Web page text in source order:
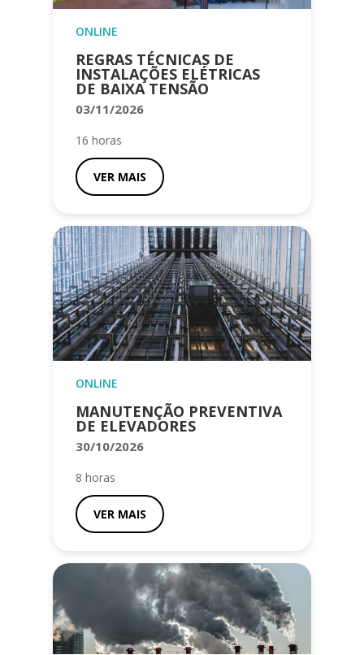
ONLINE
REGRAS TÉCNICAS DE
INSTALAÇÕES ELÉTRICAS
DE BAIXA TENSÃO
03/11/2026
16 horas
VER MAIS
ONLINE
MANUTENÇÃO PREVENTIVA
DE ELEVADORES
30/10/2026
8 horas
VER MAIS